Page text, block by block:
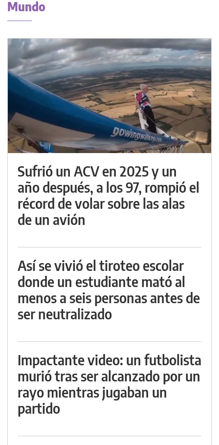
Mundo
Sufrió un ACV en 2025 y un
año después, a los 97, rompió el
récord de volar sobre las alas
de un avión
Así se vivió el tiroteo escolar
donde un estudiante mató al
menos a seis personas antes de
ser neutralizado
Impactante video: un futbolista
murió tras ser alcanzado por un
rayo mientras jugaban un
partido